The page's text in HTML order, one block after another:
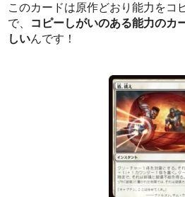
このカードは原作どおり能力をコ
で、 コピーしがいのある能力のカ
しいんです！